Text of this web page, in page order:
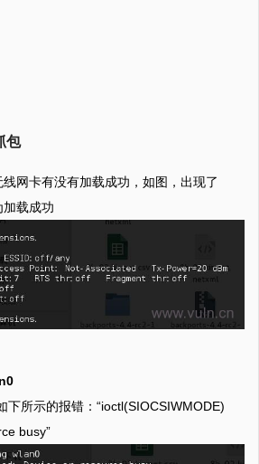
包
网卡有没有加载成功，如图，出现了
载成功
下所示的报错：“ioctl(SIOCSIWMODE)
busy”